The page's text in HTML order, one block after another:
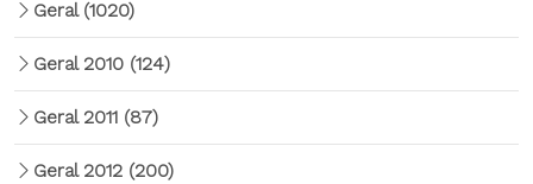
Geral (1020)
Geral 2010 (124)
Geral 2011 (87)
Geral 2012 (200)